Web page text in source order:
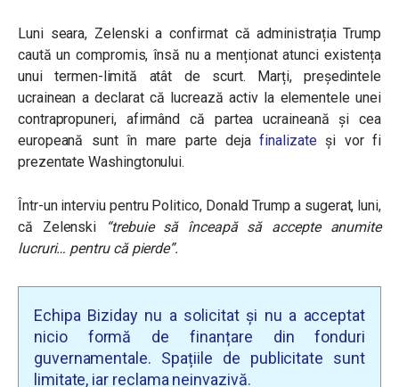
Luni seara, Zelenski a confirmat că administrația Trump
caută un compromis, însă nu a menționat atunci existența
unui termen-limită atât de scurt. Marți, președintele
ucrainean a declarat că lucrează activ la elementele unei
contrapropuneri, afirmând că partea ucraineană și cea
europeană sunt în mare parte dejafinalizateși vor fi
prezentate Washingtonului.
Într-un interviu pentru Politico, Donald Trump a sugerat, luni,
că Zelenski
“trebuie să înceapă să accepte anumite
lucruri… pentru că pierde”.
Echipa Biziday nu a solicitat și nu a acceptat
nicio formă de finanțare din fonduri
guvernamentale. Spațiile de publicitate sunt
limitate, iar reclama neinvazivă.